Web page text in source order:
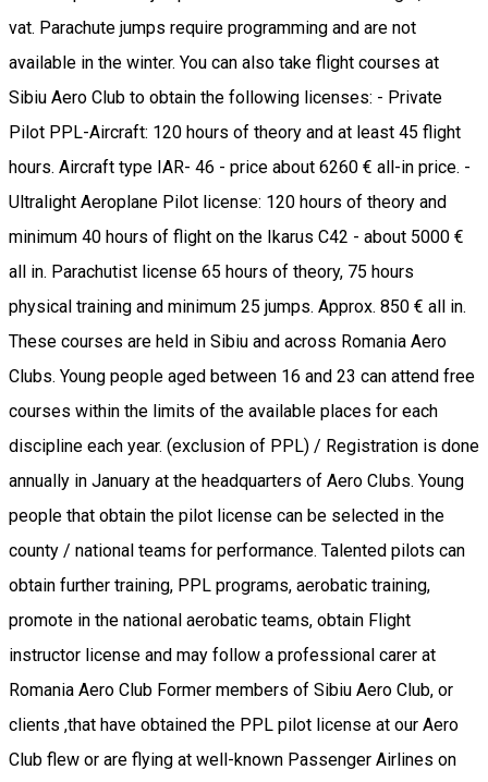
vat. Parachute jumps require programming and are not
available in the winter. You can also take flight courses at
Sibiu Aero Club to obtain the following licenses: - Private
Pilot PPL-Aircraft: 120 hours of theory and at least 45 flight
hours. Aircraft type IAR- 46 - price about 6260 € all-in price. -
Ultralight Aeroplane Pilot license: 120 hours of theory and
minimum 40 hours of flight on the Ikarus C42 - about 5000 €
all in. Parachutist license 65 hours of theory, 75 hours
physical training and minimum 25 jumps. Approx. 850 € all in.
These courses are held in Sibiu and across Romania Aero
Clubs. Young people aged between 16 and 23 can attend free
courses within the limits of the available places for each
discipline each year. (exclusion of PPL) / Registration is done
annually in January at the headquarters of Aero Clubs. Young
people that obtain the pilot license can be selected in the
county / national teams for performance. Talented pilots can
obtain further training, PPL programs, aerobatic training,
promote in the national aerobatic teams, obtain Flight
instructor license and may follow a professional carer at
Romania Aero Club Former members of Sibiu Aero Club, or
clients ,that have obtained the PPL pilot license at our Aero
Club flew or are flying at well-known Passenger Airlines on